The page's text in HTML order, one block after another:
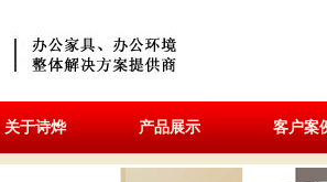
关于诗烨 产品展示 客户案